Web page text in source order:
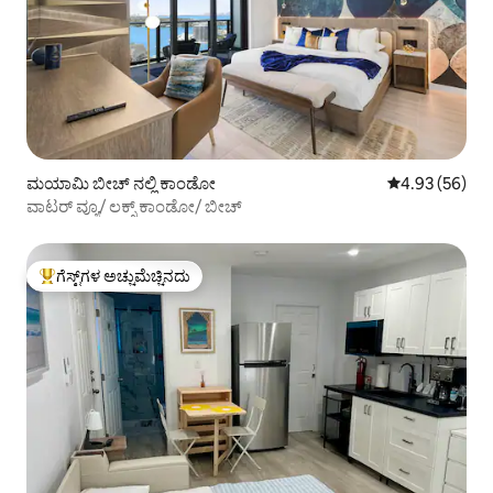
ಮಯಾಮಿ ಬೀಚ್ ನಲ್ಲಿ ಕಾಂಡೋ 5 ರಲ್ಲಿ 4.93
4.93 (56)
ವಾಟರ್ ವ್ಯೂ/ ಲಕ್ಸ್ ಕಾಂಡೋ/ ಬೀಚ್
ಗೆಸ್ಟ್‌ಗಳಿಗೆ ಅತಿ ಹೆಚ್ಚು ಅಚ್ಚುಮೆಚ್ಚಿನದು
ಗೆಸ್ಟ್‌ಗಳ ಅಚ್ಚುಮೆಚ್ಚಿನದು